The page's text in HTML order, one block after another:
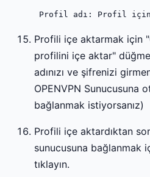
Profili içe aktarmak için
profilini içe aktar"
adınızı ve şifrenizi
OPENVPN Sunucusuna
bağlanmak istiyorsanız)
Profili içe aktardıktan
sunucusuna bağlanmak
tıklayın.